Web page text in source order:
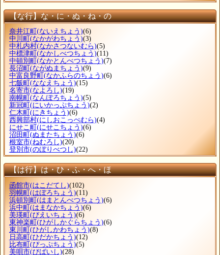
【な行】な・に・ぬ・ね・の
奈井江町 (ないえちょう)(6)
中川町 (なかがわちょう)(3)
中札内村(なかさつないむら)(5)
中標津町 (なかしべつちょう)(11)
中頓別町 (なかとんべつちょう)(7)
長沼町 (ながぬまちょう)(9)
中富良野町 (なかふらのちょう)(6)
七飯町 (ななえちょう)(15)
名寄市(なよろし)(19)
南幌町 (なんぽろちょう)(5)
新冠町 (にいかっぷちょう)(2)
仁木町 (にきちょう)(6)
西興部村(にしおこっぺむら)(4)
にせこ町 (にせこちょう)(6)
沼田町 (ぬまたちょう)(6)
根室市(ねむろし)(20)
登別市(のぼりべつし)(22)
【は行】は・ひ・ふ・へ・ほ
函館市(はこだてし)(102)
羽幌町 (はぼろちょう)(11)
浜頓別町 (はまとんべつちょう)(6)
浜中町 (はまなかちょう)(6)
美瑛町 (びえいちょう)(6)
東神楽町 (ひがしかぐらちょう)(6)
東川町 (ひがしかわちょう)(8)
日高町 (ひだかちょう)(12)
比布町 (ぴっぷちょう)(5)
美唄市(びばいし)(28)